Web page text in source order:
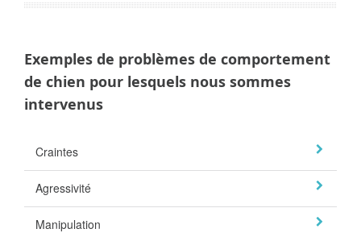
Exemples de problèmes de comportement
de chien pour lesquels nous sommes
intervenus
Craintes
Agressivité
Manipulation